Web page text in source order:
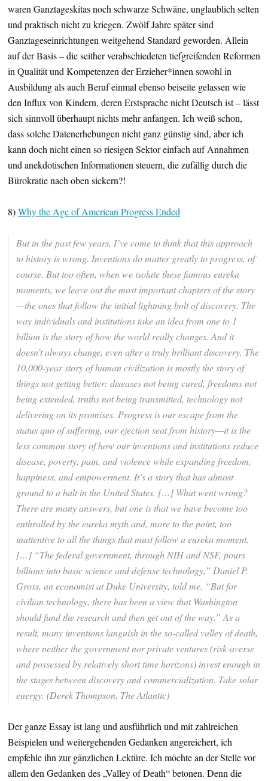
waren Ganztageskitas noch schwarze Schwäne, unglaublich selten
und praktisch nicht zu kriegen. Zwölf Jahre später sind
Ganztageseinrichtungen weitgehend Standard geworden. Allein
auf der Basis – die seither verabschiedeten tiefgreifenden Reformen
in Qualität und Kompetenzen der Erzieher*innen sowohl in
Ausbildung als auch Beruf einmal ebenso beiseite gelassen wie
den Influx von Kindern, deren Erstsprache nicht Deutsch ist – lässt
sich sinnvoll überhaupt nichts mehr anfangen. Ich weiß schon,
dass solche Datenerhebungen nicht ganz günstig sind, aber ich
kann doch nicht einen so riesigen Sektor einfach auf Annahmen
und anekdotischen Informationen steuern, die zufällig durch die
Bürokratie nach oben sickern?!
8)Why the Age of American Progress Ended
But in the past few years, I’ve come to think that this approach
to history is wrong. Inventions do matter greatly to progress, of
course. But too often, when we isolate these famous eureka
moments, we leave out the most important chapters of the story
—the ones that follow the initial lightning bolt of discovery. The
way individuals and institutions take an idea from one to 1
billion is the story of how the world really changes. And it
doesn’t always change, even after a truly brilliant discovery. The
10,000-year story of human civilization is mostly the story of
things not getting better: diseases not being cured, freedoms not
being extended, truths not being transmitted, technology not
delivering on its promises. Progress is our escape from the
status quo of suffering, our ejection seat from history—it is the
less common story of how our inventions and institutions reduce
disease, poverty, pain, and violence while expanding freedom,
happiness, and empowerment. It’s a story that has almost
ground to a halt in the United States. […] What went wrong?
There are many answers, but one is that we have become too
enthralled by the eureka myth and, more to the point, too
inattentive to all the things that must follow a eureka moment.
[…] “The federal government, through NIH and NSF, pours
billions into basic science and defense technology,” Daniel P.
Gross, an economist at Duke University, told me. “But for
civilian technology, there has been a view that Washington
should fund the research and then get out of the way.” As a
result, many inventions languish in the so-called valley of death,
where neither the government nor private ventures (risk-averse
and possessed by relatively short time horizons) invest enough in
the stages between discovery and commercialization. Take solar
energy. (Derek Thompson, The Atlantic)
Der ganze Essay ist lang und ausführlich und mit zahlreichen
Beispielen und weitergehenden Gedanken angereichert, ich
empfehle ihn zur gänzlichen Lektüre. Ich möchte an der Stelle vor
allem den Gedanken des „Valley of Death“ betonen. Denn die